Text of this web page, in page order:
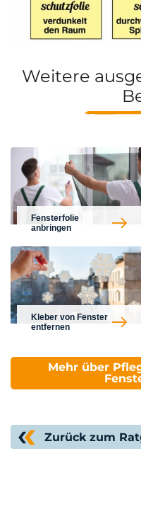
Weitere
Fensterfolie
anbringen
Kleber von Fenster
entfernen
Mehr über
Zurück zum